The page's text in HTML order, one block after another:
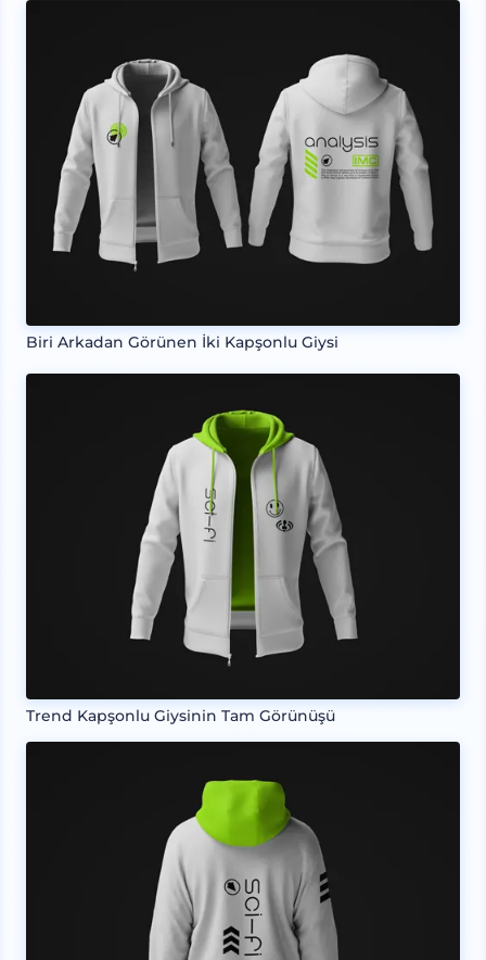
Biri Arkadan Görünen İki Kapşonlu Giysi
Trend Kapşonlu Giysinin Tam Görünüşü